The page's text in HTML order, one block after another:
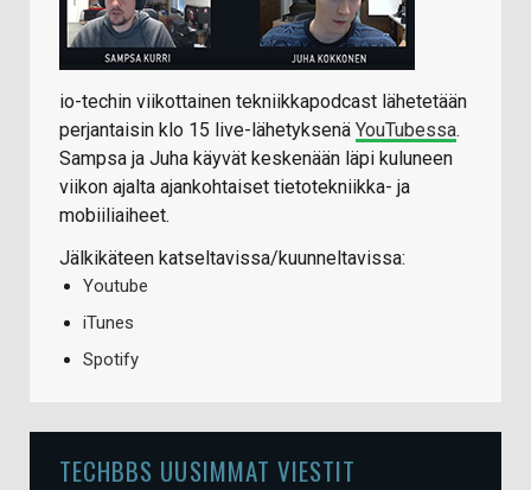
io-techin viikottainen tekniikkapodcast lähetetään
perjantaisin klo 15 live-lähetyksenä YouTubessa.
Sampsa ja Juha käyvät keskenään läpi kuluneen
viikon ajalta ajankohtaiset tietotekniikka- ja
mobiiliaiheet.
Jälkikäteen katseltavissa/kuunneltavissa:
Youtube
iTunes
Spotify
TECHBBS UUSIMMAT VIESTIT